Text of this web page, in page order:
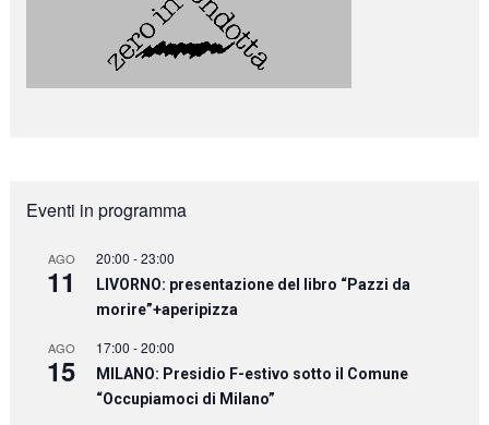
Eventi in programma
AGO
11
20:00 -23:00
LIVORNO: presentazione del libro “Pazzi da
morire”+aperipizza
AGO
15
17:00 -20:00
MILANO: Presidio F-estivo sotto il Comune
“Occupiamoci di Milano”